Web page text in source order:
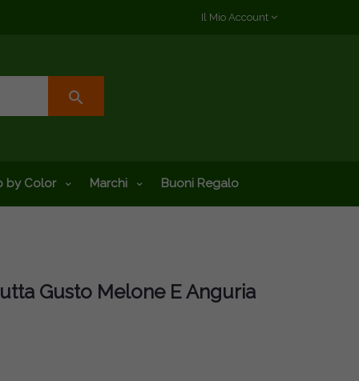
Il Mio Account
search
by Color Marchi Buoni Regalo
Gusto Melone E Anguria